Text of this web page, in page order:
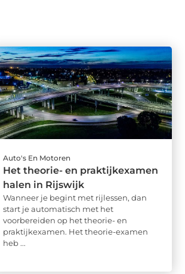
Auto's En Motoren
Het theorie- en praktijkexamen
halen in Rijswijk
Wanneer je begint met rijlessen, dan
start je automatisch met het
voorbereiden op het theorie- en
praktijkexamen. Het theorie-examen
heb ...